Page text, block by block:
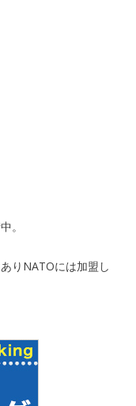
。
りNATOには加盟し